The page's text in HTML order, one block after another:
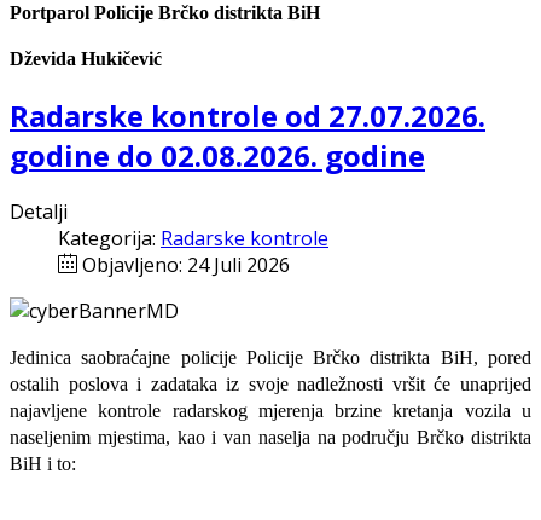
Portparol Policije Brčko distrikta BiH
Dževida Hukičević
Radarske kontrole od 27.07.2026.
godine do 02.08.2026. godine
Detalji
Kategorija: Radarske kontrole
Objavljeno: 24 Juli 2026
Jedinica saobraćajne policije Policije Brčko distrikta BiH, pored
ostalih poslova i zadataka iz svoje nadležnosti vršit će unaprijed
najavljene kontrole radarskog mjerenja brzine kretanja vozila u
naseljenim mjestima, kao i van naselja na području Brčko distrikta
BiH i to: